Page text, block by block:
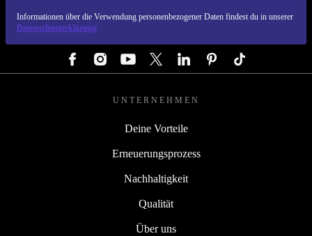
Informationen über die Verwendung personenbezogener Daten findest du in unserer
Datenschutzerklärung
UNTERNEHMEN
Deine Vorteile
Erneuerungsprozess
Nachhaltigkeit
Qualität
Über uns